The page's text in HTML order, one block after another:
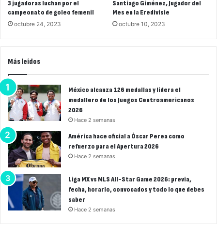
3 jugadoras luchan por el
campeonato de goleo femenil
octubre 24, 2023
Santiago Giménez, Jugador del
Mes en la Eredivisie
octubre 10, 2023
Más leídos
México alcanza 126 medallas y lidera el
medallero de los Juegos Centroamericanos
2026
Hace 2 semanas
América hace oficial a Óscar Perea como
refuerzo para el Apertura 2026
Hace 2 semanas
Liga MX vs MLS All-Star Game 2026: previa,
fecha, horario, convocados y todo lo que debes
saber
Hace 2 semanas